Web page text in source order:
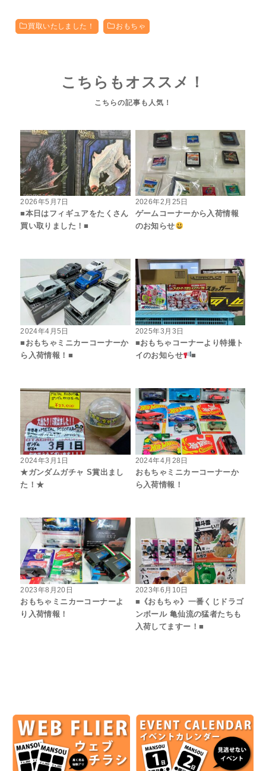
買取いたしました！ おもちゃ
こちらもオススメ！
2026年5月7日
■本日はフィギュアをたくさん
買い取りました！■
2026年2月25日
ゲームコーナーから入荷情報
のお知らせ
2024年4月5日
■おもちゃミニカーコーナーか
ら入荷情報！■
2025年3月3日
■おもちゃコーナーより特撮ト
イのお知らせ
■
2024年3月1日
★ガンダムガチャ S賞出まし
た！★
2024年4月28日
おもちゃミニカーコーナーか
ら入荷情報！
2023年8月20日
おもちゃミニカーコーナーよ
り入荷情報！
2023年6月10日
■《おもちゃ》一番くじドラゴ
ンボール 亀仙流の猛者たちも
入荷してますー！■